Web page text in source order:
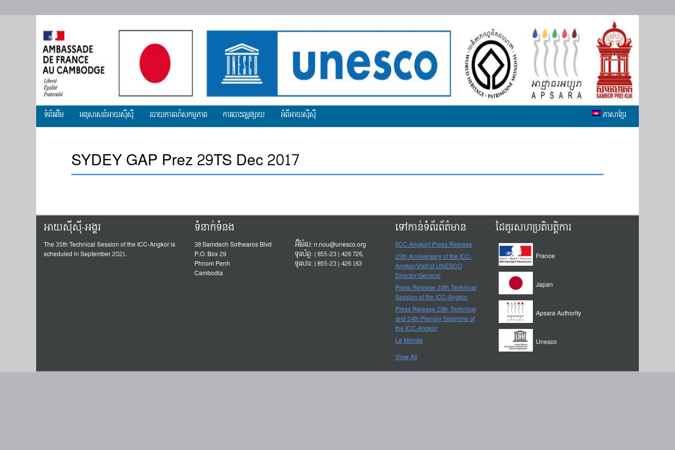
Primary
menu
ទំព័រដើម អ​នុសាសន៍អាយស៊ីស៊ី របាយការណ៍សកម្មភាព ការបោះពុម្ភផ្សាយ អំពីអាយស៊ីស៊ី ភាសាខ្មែរ
SYDEY GAP Prez 29TS Dec 2017
អាយស៊ីស៊ី-អង្គរ
The 35th Technical Session of the ICC-Angkor is
scheduled in September 2021.
ទំនាក់ទំនង
38 Samdech Sothearos Blvd
P.O. Box 29
Phnom Penh
Cambodia
អ៊ីម៉ែល:n.nou@unesco.org
ទូរស័ព្ទ: (855-23) 426 726,
ទូរសារ: (855-23) 426 163
ទៅកាន់ទំព័រព័ត៌មាន
[ICC-Angkor] Press Release
25th Anniversary of the ICC-
Angkor/Visit of UNESCO
Director General
Press Release 30th Technical
Session of the ICC-Angkor
Press Release 29th Technical
and 24th Plenary Sessions of
the ICC-Angkor
Le Monde
View All
ដៃគូរសហប្រតិបត្តិការ
France
Japan
Apsara Authority
Unesco